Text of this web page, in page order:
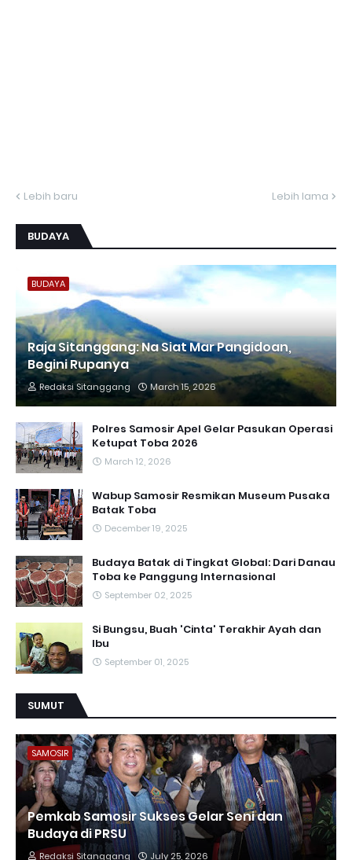
Lebih baru Lebih lama
BUDAYA
BUDAYA
Raja Sitanggang: Na Siat Mar Pangidoan,
Begini Rupanya
Redaksi Sitanggang March 15, 2026
Polres Samosir Apel Gelar Pasukan Operasi
Ketupat Toba 2026
March 12, 2026
Wabup Samosir Resmikan Museum Pusaka
Batak Toba
December 19, 2025
Budaya Batak di Tingkat Global: Dari Danau
Toba ke Panggung Internasional
September 02, 2025
Si Bungsu, Buah 'Cinta' Terakhir Ayah dan
Ibu
September 01, 2025
SUMUT
SAMOSIR
Pemkab Samosir Sukses Gelar Seni dan
Budaya di PRSU
Redaksi Sitanggang July 25, 2026